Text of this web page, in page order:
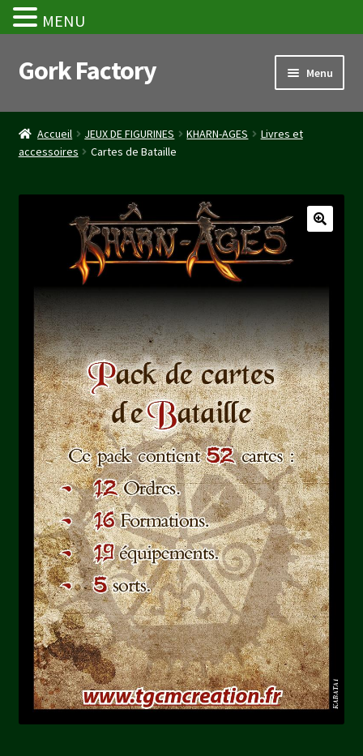
Aller
à
navigation
Aller
au
Gork Factory Menu
Accueil
CGV
Mon compte
Stripe Payment Success Page
Validation de la commande
Accueil JEUX DE FIGURINES KHARN-AGES
Livres et
accessoires
Cartes de Bataille
MENU